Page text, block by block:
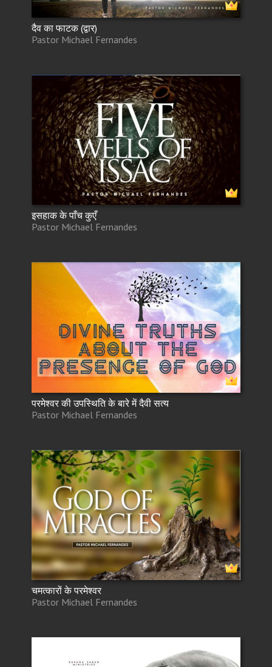
दैव का फाटक (द्वार)
Pastor Michael Fernandes
इसहाक के पाँच कुएँ
Pastor Michael Fernandes
परमेश्वर की उपस्थिति के बारे में दैवी सत्य
Pastor Michael Fernandes
चमत्कारों के परमेश्वर
Pastor Michael Fernandes